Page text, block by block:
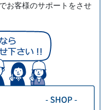
お客様のサポートをさせ